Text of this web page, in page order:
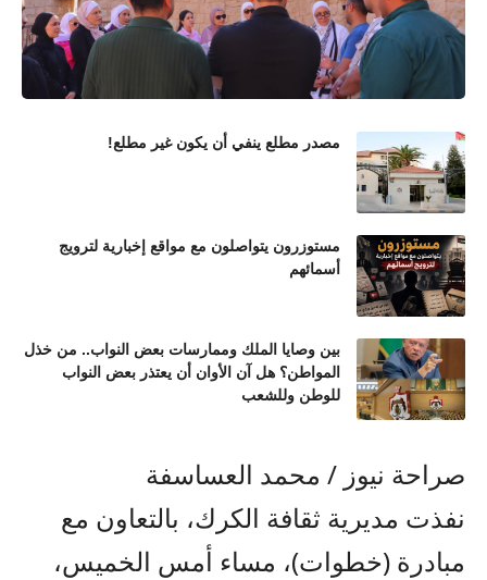
مصدر مطلع ينفي أن يكون غير مطلع!
مستوزرون يتواصلون مع مواقع إخبارية لترويج
أسمائهم
بين وصايا الملك وممارسات بعض النواب.. من خذل
المواطن؟ هل آن الأوان أن يعتذر بعض النواب
للوطن وللشعب
صراحة نيوز / محمد العساسفة
نفذت مديرية ثقافة الكرك، بالتعاون مع
مبادرة (خطوات)، مساء أمس الخميس،